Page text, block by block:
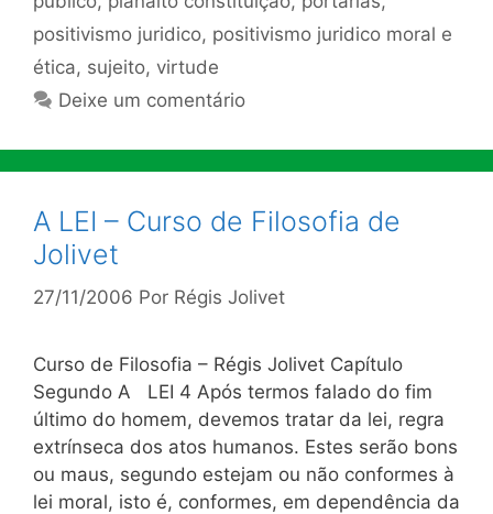
positivismo juridico, positivismo juridico moral e
ética, sujeito, virtude
Deixe um comentário
A LEI – Curso de Filosofia de
Jolivet
27/11/2006 Por Régis Jolivet
Curso de Filosofia – Régis Jolivet Capítulo
Segundo A LEI 4 Após termos falado do fim
último do homem, devemos tratar da lei, regra
extrínseca dos atos humanos. Estes serão bons
ou maus, segundo estejam ou não conformes à
lei moral, isto é, conformes, em dependência da